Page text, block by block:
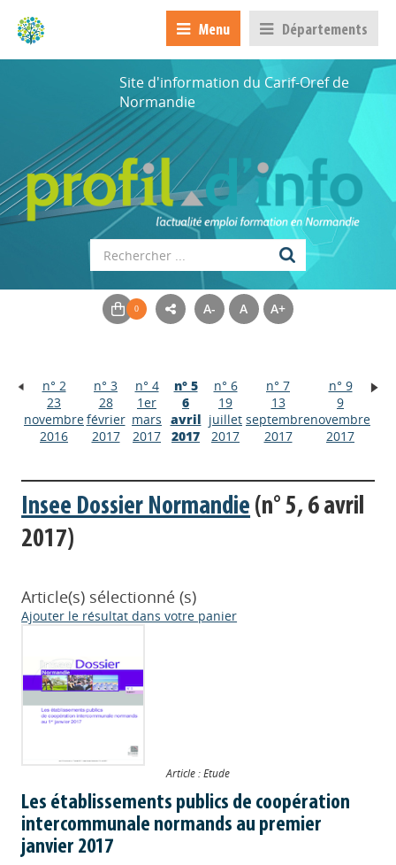
Menu Départements
Site d'information du Carif-Oref de
Normandie
A- A A+
n° 2
23
novembre
2016
n° 3
28
février
2017
n° 4
1er
mars
2017
n° 5
6
avril
2017
n° 6
19
juillet
2017
n° 7
13
septembre
2017
n° 9
9
novembre
2017
Insee Dossier Normandie (n° 5, 6 avril
2017)
Article(s) sélectionné (s)
Ajouter le résultat dans votre panier
Article : Etude
Les établissements publics de coopération
intercommunale normands au premier
janvier 2017